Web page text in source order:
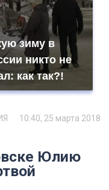
зиму в
никто не
как так?!
10:40, 25 марта 2018
Юлию